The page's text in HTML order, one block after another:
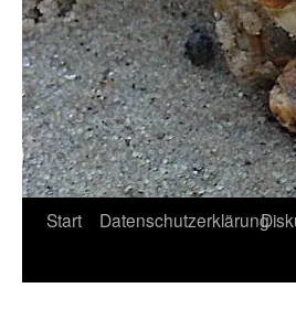
Start Datenschutzerklärung